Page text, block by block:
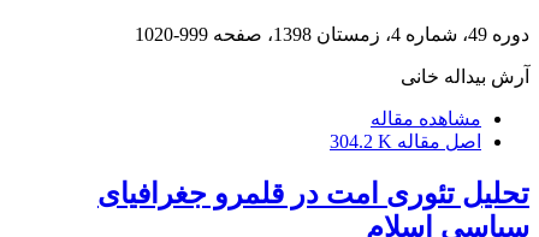
دوره 49، شماره 4، زمستان 1398، صفحه 999-1020
آرش بیداله خانی
مشاهده مقاله
اصل مقاله 304.2 K
تحلیل تئوری امت در قلمرو جغرافیای
سیاسی اسلام